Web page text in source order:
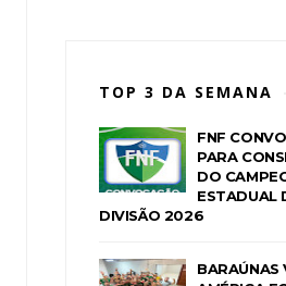
TOP 3 DA SEMANA
FNF
PARA
DO
ESTADUAL
DIVISÃO 2026
BARAÚNAS